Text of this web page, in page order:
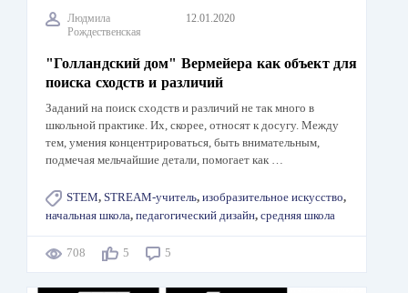
Людмила
Рождественская
12.01.2020
"Голландский дом" Вермейера как объект для
поиска сходств и различий
Заданий на поиск сходств и различий не так много в
школьной практике. Их, скорее, относят к досугу. Между
тем, умения концентрироваться, быть внимательным,
подмечая мельчайшие детали, помогает как …
STEM, STREAM-учитель, изобразительное искусство,
начальная школа, педагогический дизайн, средняя школа
708 5 5